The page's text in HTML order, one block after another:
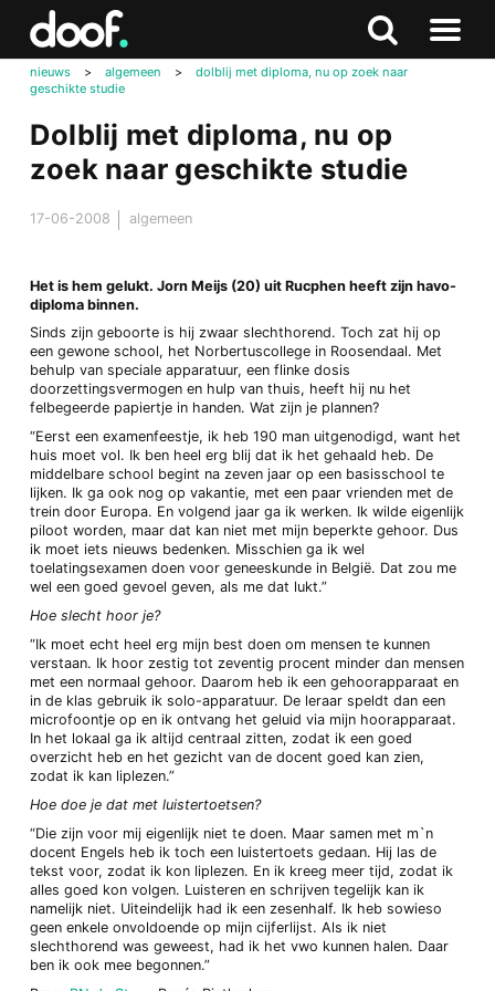
Zoeken
Naar
nieuws > algemeen >
dolblij met diploma, nu op zoek naar
geschikte studie
Dolblij met diploma, nu op
zoek naar geschikte studie
17-06-2008 algemeen
Het is hem gelukt. Jorn Meijs (20) uit Rucphen heeft zijn havo-
diploma binnen.
Sinds zijn geboorte is hij zwaar slechthorend. Toch zat hij op
een gewone school, het Norbertuscollege in Roosendaal. Met
behulp van speciale apparatuur, een flinke dosis
doorzettingsvermogen en hulp van thuis, heeft hij nu het
felbegeerde papiertje in handen. Wat zijn je plannen?
“Eerst een examenfeestje, ik heb 190 man uitgenodigd, want het
huis moet vol. Ik ben heel erg blij dat ik het gehaald heb. De
middelbare school begint na zeven jaar op een basisschool te
lijken. Ik ga ook nog op vakantie, met een paar vrienden met de
trein door Europa. En volgend jaar ga ik werken. Ik wilde eigenlijk
piloot worden, maar dat kan niet met mijn beperkte gehoor. Dus
ik moet iets nieuws bedenken. Misschien ga ik wel
toelatingsexamen doen voor geneeskunde in België. Dat zou me
wel een goed gevoel geven, als me dat lukt.”
Hoe slecht hoor je?
“Ik moet echt heel erg mijn best doen om mensen te kunnen
verstaan. Ik hoor zestig tot zeventig procent minder dan mensen
met een normaal gehoor. Daarom heb ik een gehoorapparaat en
in de klas gebruik ik solo-apparatuur. De leraar speldt dan een
microfoontje op en ik ontvang het geluid via mijn hoorapparaat.
In het lokaal ga ik altijd centraal zitten, zodat ik een goed
overzicht heb en het gezicht van de docent goed kan zien,
zodat ik kan liplezen.”
Hoe doe je dat met luistertoetsen?
“Die zijn voor mij eigenlijk niet te doen. Maar samen met m`n
docent Engels heb ik toch een luistertoets gedaan. Hij las de
tekst voor, zodat ik kon liplezen. En ik kreeg meer tijd, zodat ik
alles goed kon volgen. Luisteren en schrijven tegelijk kan ik
namelijk niet. Uiteindelijk had ik een zesenhalf. Ik heb sowieso
geen enkele onvoldoende op mijn cijferlijst. Als ik niet
slechthorend was geweest, had ik het vwo kunnen halen. Daar
ben ik ook mee begonnen.”
Doof.nl
Zoeken